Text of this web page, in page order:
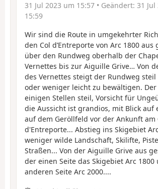
31 Jul 2023 um 15:57 • Geändert: 31 Jul
15:59
Wir sind die Route in umgekehrter
den Col d’Entreporte von Arc 1800 aus
über den Rundweg oberhalb der
Vernettes bis zur Aiguille Grive… Von
des Vernettes steigt der Rundweg
oder weniger leicht zu bewältigen. Der
einigen Stellen steil, Vorsicht für
die Aussicht ist grandios, mit Blick auf
auf dem Geröllfeld vor der Ankunft am
d'Entreporte... Abstieg ins Skigebiet
weniger wilde Landschaft, Skilifte,
Straßen... Von der Aiguille Grive aus
der einen Seite das Skigebiet Arc
anderen Seite Arc 2000....